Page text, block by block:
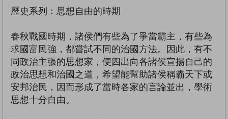
歷史系列：思想自由的時期
春秋戰國時期，諸侯們有些為了爭當霸主，有些為
求國富民強，都嘗試不同的治國方法。因此，有不
同政治主張的思想家，便四出向各諸侯宣揚自己的
政治思想和治國之道，希望能幫助諸侯稱霸天下或
安邦治民，因而形成了當時各家的言論並出，學術
思想十分自由。